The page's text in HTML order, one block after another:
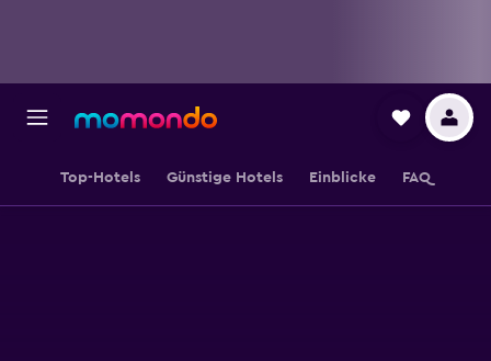
Top-Hotels Günstige Hotels Einblicke FAQ